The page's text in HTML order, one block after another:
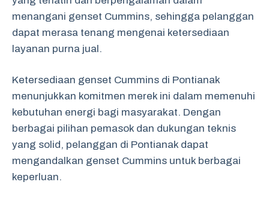
menangani genset Cummins, sehingga pelanggan
dapat merasa tenang mengenai ketersediaan
layanan purna jual.
Ketersediaan genset Cummins di Pontianak
menunjukkan komitmen merek ini dalam memenuhi
kebutuhan energi bagi masyarakat. Dengan
berbagai pilihan pemasok dan dukungan teknis
yang solid, pelanggan di Pontianak dapat
mengandalkan genset Cummins untuk berbagai
keperluan.